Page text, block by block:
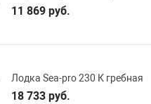
11 869 руб.
Лодка Sea-pro 230 К гребная
18 733 руб.